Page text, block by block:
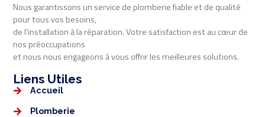
Nous garantissons un service de plomberie fiable et de qualité
pour tous vos besoins,
de l’installation à la réparation. Votre satisfaction est au cœur de
nos préoccupations
et nous nous engageons à vous offrir les meilleures solutions.
Liens Utiles​​
Accueil
Plomberie